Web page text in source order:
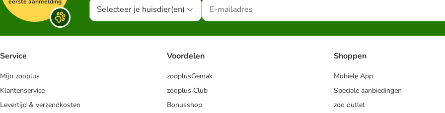
Selecteer je huisdier(en)
Service
Mijn zooplus
Klantenservice
Levertijd & verzendkosten
Voordelen
zooplusGemak
zooplus Club
Bonusshop
Shoppen
Mobiele App
Speciale aanbiedingen
zoo outlet